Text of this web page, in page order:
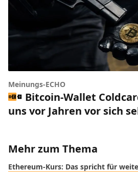
Meinungs-ECHO
Bitcoin-Wallet
uns vor Jahren vor sich
Mehr zum Thema
Ethereum-Kurs: Das spricht für